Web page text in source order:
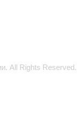
All Rights Reserved.